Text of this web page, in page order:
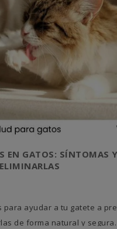
EN GATOS: SÍNTOMAS
para ayudar a tu gatete a
de forma natural y segura.